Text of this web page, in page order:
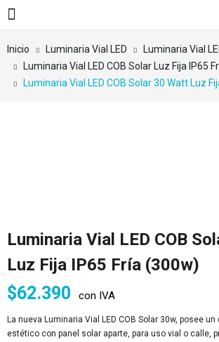
Inicio Luminaria Vial LED
Luminaria Vial
Luminaria Vial LED COB Solar Luz Fija IP65
Luminaria Vial LED COB Solar 30 Watt Luz
Luminaria Vial LED COB
Luz Fija IP65 Fría (300w)
$62.390 con IVA
La nueva Luminaria Vial LED COB Solar 30w, posee
estético con panel solar aparte, para uso vial o calle,